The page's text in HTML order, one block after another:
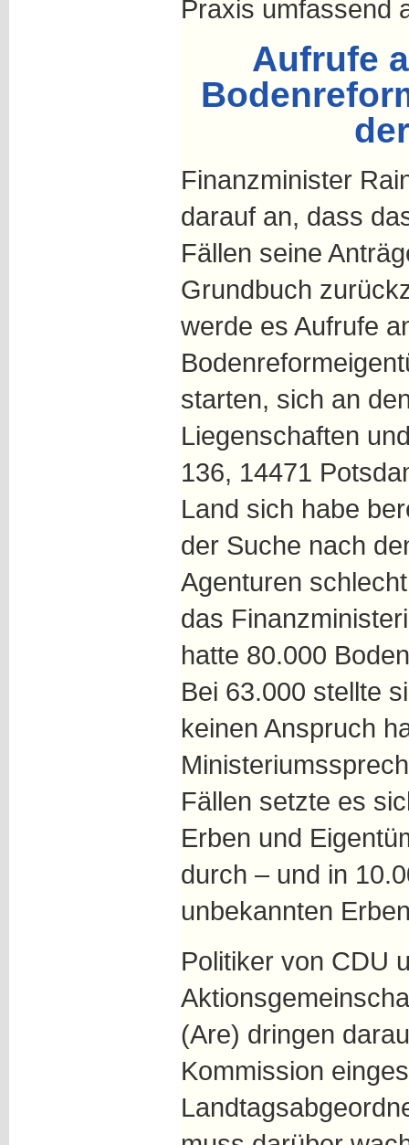
Praxis umfassend
Aufrufe
Finanzminister
darauf an, dass
Fällen seine
Grundbuch
werde es Aufrufe
starten, sich an
Liegenschaften
136, 14471
Land sich habe
der Suche nach
Agenturen
das
hatte 80.000
Bei 63.000 stellte
keinen Anspruch
Fällen setzte es
Erben und
durch – und in
unbekannten
Politiker von CDU
(Are) dringen
Kommission